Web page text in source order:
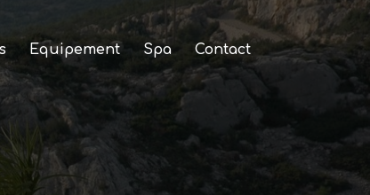
Equipement Spa Contact